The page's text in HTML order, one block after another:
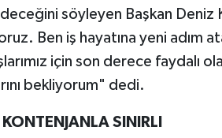
söyleyen Başkan Deniz
Ben iş hayatına yeni adım
için son derece faydalı
bekliyorum" dedi.
SINIRLI